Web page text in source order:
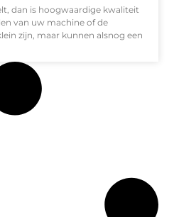
dan is hoogwaardige kwaliteit
van uw machine of de
zijn, maar kunnen alsnog een